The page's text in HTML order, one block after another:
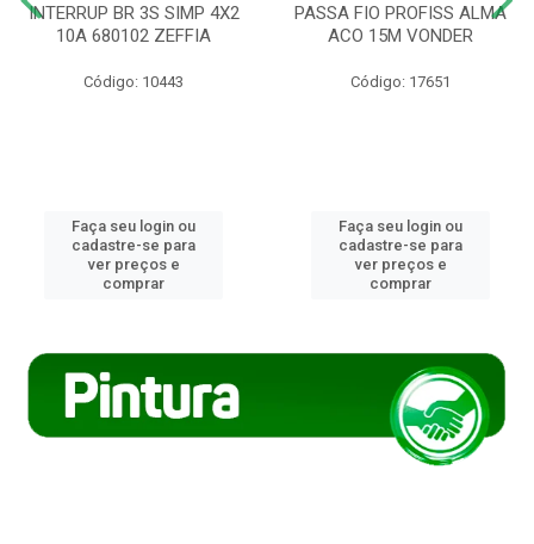
INTERRUP BR 3S SIMP 4X2
10A 680102 ZEFFIA
Código: 10443
Faça seu login ou
cadastre-se para
ver preços e
comprar
PASSA FIO PROFISS ALMA
ACO 15M VONDER
Código: 17651
Faça seu login ou
cadastre-se para
ver preços e
comprar